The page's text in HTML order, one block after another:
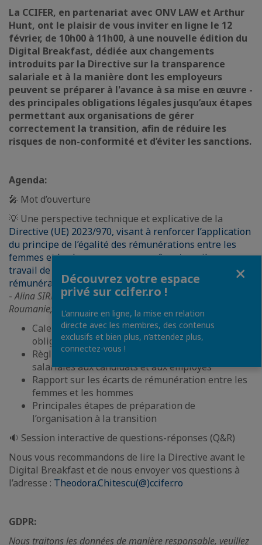
La CCIFER, en partenariat avec ONV LAW et Arthur
Hunt, ont le plaisir de vous inviter en ligne le 12
février, de 10h00 à 11h00, à une nouvelle édition du
Digital Breakfast, dédiée aux changements
introduits par la Directive sur la transparence
salariale et à la manière dont les employeurs
peuvent se préparer à l'avance à sa mise en œuvre -
des principales obligations légales jusqu’aux étapes
permettant aux organisations de gérer
correctement la transition, afin de réduire les
risques de non-conformité et d’éviter les sanctions.
Agenda:
🎤 Mot d’ouverture
💡 Une perspective technique et explicative de la
Directive (UE) 2023/970, visant à renforcer l’application
du principe de l’égalité des rémunérations entre les
femmes et les hommes pour un même travail ou un
travail de même valeur par la transparence des
rémunérations et les mécanismes d’application du droit
-Alina SIRBU, Partener & Head of HR Advisory Arthur Hunt
Roumanie; Lorena TANASE, Partener ONV LAW
Calendrier de mise en œuvre et principales
obligations légales
Règles de communication des informations
salariales aux candidats et aux employés
Rapport sur les écarts de rémunération entre les
femmes et les hommes
Principales étapes de préparation de
l’organisation à la transition
🔉 Session interactive de questions-réponses (Q&R)
Nous vous recommandons de lire la Directive avant le
Digital Breakfast et de nous envoyer vos questions à
l’adresse : Theodora.Chitescu(@)ccifer.ro
GDPR:
Nous traitons les données de manière responsable, veuillez
Découvrez votre espace
privé sur ccifer.ro !
L’annuaire en ligne, la mise en relation
directe avec les membres, des contenus
exclusifs et bien plus, n’attendez plus,
connectez-vous !